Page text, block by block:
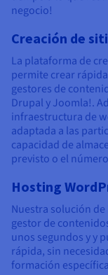
negocio!
Creación de
La plataforma de
permite crear
gestores de
Drupal y Joomla!.
infraestructura de
adaptada a las
capacidad de
previsto o el
Hosting
Nuestra solución
gestor de
unos segundos y y
rápida, sin
formación